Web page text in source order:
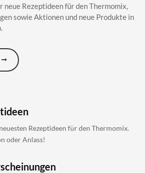
neue Rezeptideen für den Thermomix,
sowie Aktionen und neue Produkte in
Rezeptideen für den Thermomix.
oder Anlass!